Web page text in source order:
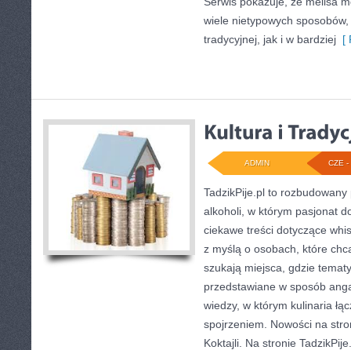
wiele nietypowych
tradycyjnej, jak i w bardziej [
CZE -
ADMIN
TadzikPije.pl to
alkoholi, w którym pasjonat
ciekawe treści dotyczące
z myślą o osobach, które
szukają miejsca, gdzie
przedstawiane w sposób
wiedzy, w którym kulinaria
spojrzeniem. Nowości na
Koktajli. Na stronie